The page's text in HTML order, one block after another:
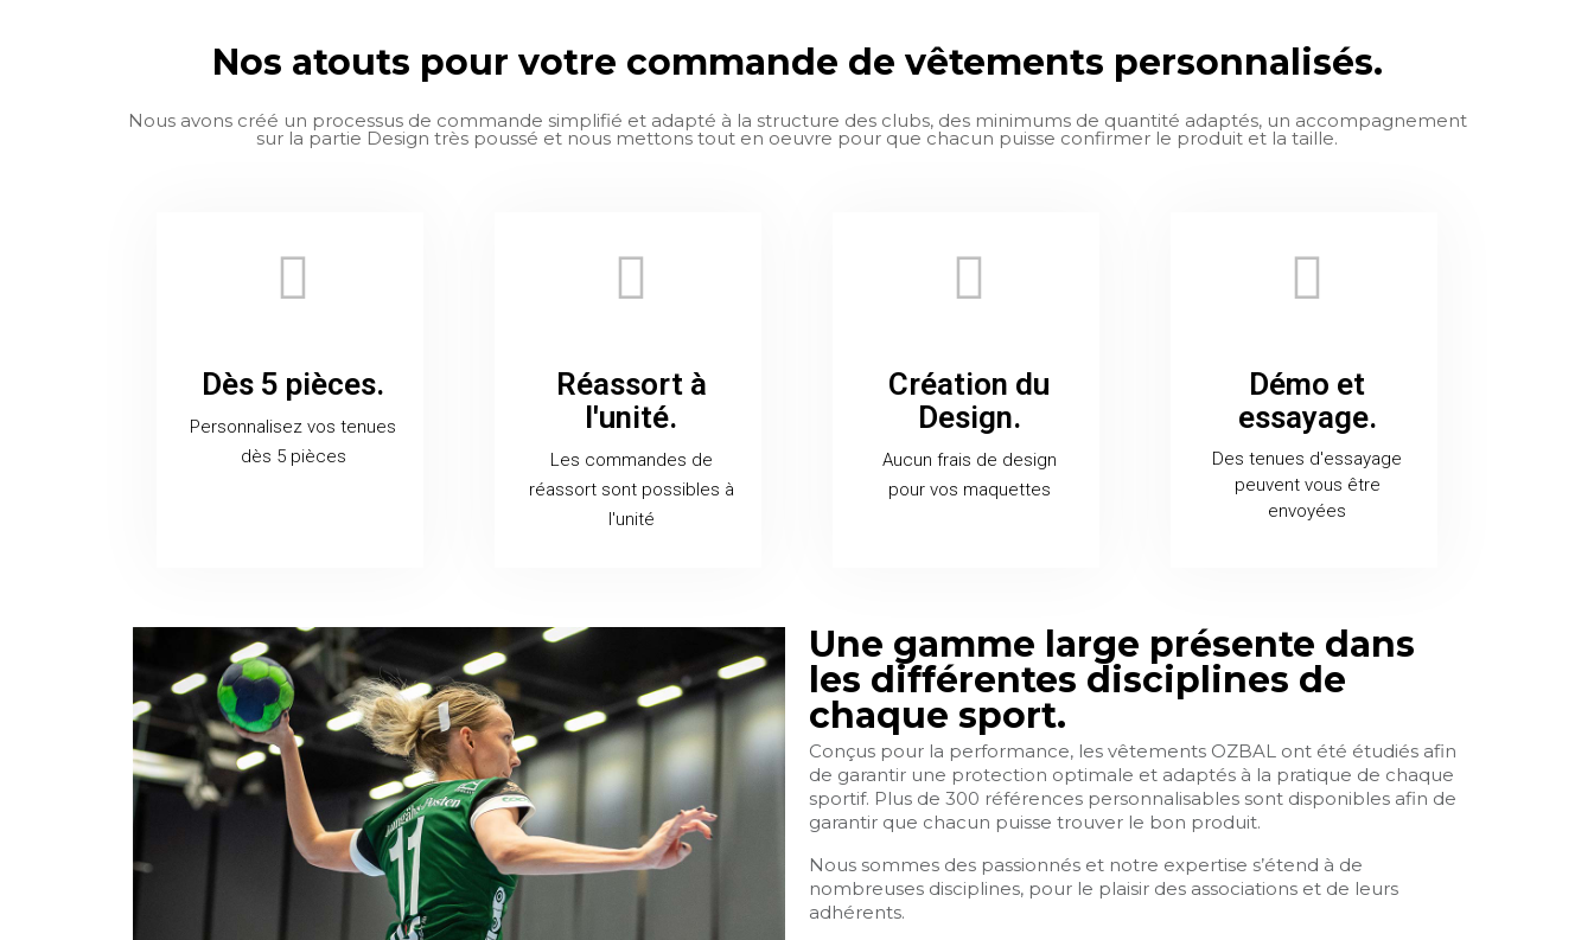
Nos atouts pour votre commande de vêtements personnalisés.
Nous avons créé un processus de commande simplifié et adapté à la structure des clubs, des minimums de quantité adaptés, un accompagnement
sur la partie Design très poussé et nous mettons tout en oeuvre pour que chacun puisse confirmer le produit et la taille.
Dès 5 pièces.
Personnalisez vos tenues
dès 5 pièces
Réassort à
l'unité.
Les commandes de
réassort sont possibles à
l'unité
Création du
Design.
Aucun frais de design
pour vos maquettes
Démo et
essayage.
Des tenues d'essayage
peuvent vous être
envoyées
Une gamme large présente dans
les différentes disciplines de
chaque sport.
Conçus pour la performance, les vêtements OZBAL ont été étudiés afin
de garantir une protection optimale et adaptés à la pratique de chaque
sportif. Plus de 300 références personnalisables sont disponibles afin de
garantir que chacun puisse trouver le bon produit.
Nous sommes des passionnés et notre expertise s’étend à de
nombreuses disciplines, pour le plaisir des associations et de leurs
adhérents.